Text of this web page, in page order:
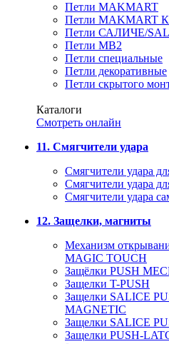
Петли MAKMART
Петли MAKMART
Петли САЛИЧЕ/
Петли MB2
Петли специальные
Петли декоративные
Петли скрытого
Каталоги
Смотреть онлайн
11. Смягчители удара
Смягчители удара
Смягчители удара
Cмягчители удара
12. Защелки, магниты
Механизм
MAGIC TOUCH
Защёлки PUSH
Защелки T-PUSH
Защелки SALICE
MAGNETIC
Защелки SALICE
Защелки PUSH-